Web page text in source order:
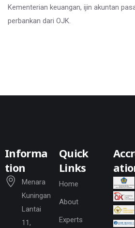
Kementerian keuangan, ijin akuntan
perbankan dari OJK.
Informa
tion
Menara
Kuningan
Lantai
11,
Quick
Links
Home
About
Experts